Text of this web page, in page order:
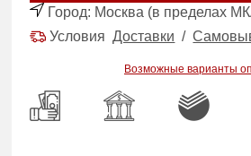
Город: Москва (в пределах
УсловияДоставки /
Возможные варианты